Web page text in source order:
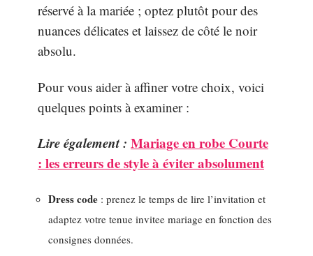
réservé à la mariée ; optez plutôt pour des
nuances délicates et laissez de côté le noir
absolu.
Pour vous aider à affiner votre choix, voici
quelques points à examiner :
Lire également : Mariage en robe Courte
: les erreurs de style à éviter absolument
Dress code : prenez le temps de lire l’invitation et
adaptez votre tenue invitee mariage en fonction des
consignes données.